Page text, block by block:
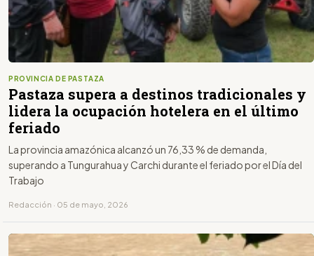
PROVINCIA DE PASTAZA
Pastaza supera a destinos tradicionales y
lidera la ocupación hotelera en el último
feriado
La provincia amazónica alcanzó un 76,33 % de demanda,
superando a Tungurahua y Carchi durante el feriado por el Día del
Trabajo
Redacción · 05 de mayo, 2026